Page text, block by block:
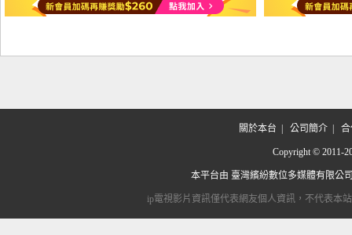
關於本台 公司簡介| 合
Copyright © 2011-
本平台由 臺灣繽紛數位多媒體有限公
ip電視影片資訊僅代表網友個人資訊，不代表本